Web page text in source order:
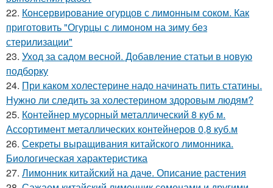
22. Консервирование огурцов с лимонным соком. Как
приготовить "Огурцы с лимоном на зиму без
стерилизации"
23. Уход за садом весной. Добавление статьи в новую
подборку
24. При каком холестерине надо начинать пить статины.
Нужно ли следить за холестерином здоровым людям?
25. Контейнер мусорный металлический 8 куб м.
Ассортимент металлических контейнеров 0,8 куб.м
26. Секреты выращивания китайского лимонника.
Биологическая характеристика
27. Лимонник китайский на даче. Описание растения